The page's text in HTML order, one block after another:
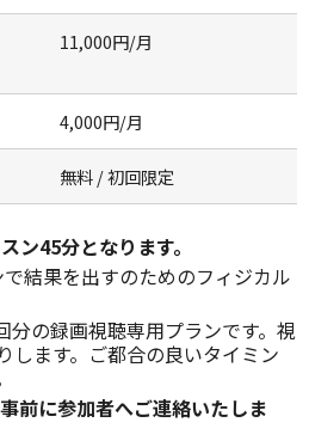
11,000円/月
4,000円/月
無料 / 初回限定
ン45分となります。
結果を出すのためのフィジカル
の録画視聴専用プランです。視
します。ご都合の良いタイミン
前に参加者へご連絡いたしま